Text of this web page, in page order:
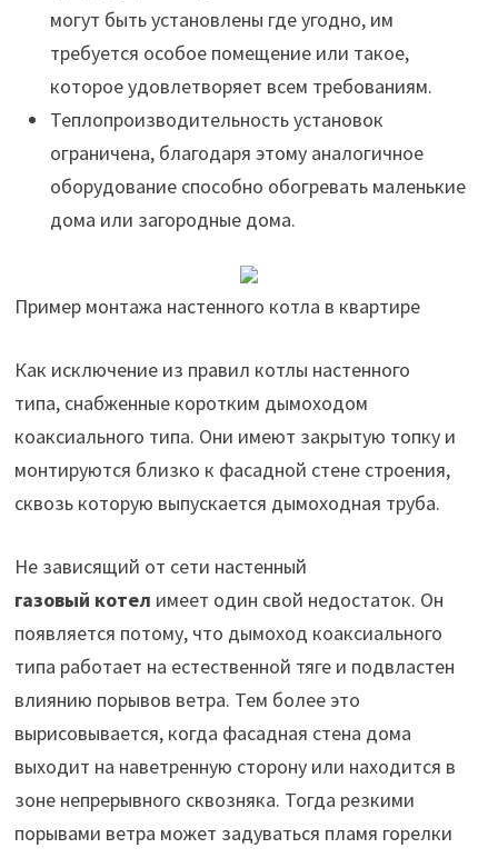
могут быть установлены где угодно, им
требуется особое помещение или такое,
которое удовлетворяет всем требованиям.
Теплопроизводительность установок
ограничена, благодаря этому аналогичное
оборудование способно обогревать маленькие
дома или загородные дома.
Пример монтажа настенного котла в квартире
Как исключение из правил котлы настенного
типа, снабженные коротким дымоходом
коаксиального типа. Они имеют закрытую топку и
монтируются близко к фасадной стене строения,
сквозь которую выпускается дымоходная труба.
Не зависящий от сети настенный
газовый котел имеет один свой недостаток. Он
появляется потому, что дымоход коаксиального
типа работает на естественной тяге и подвластен
влиянию порывов ветра. Тем более это
вырисовывается, когда фасадная стена дома
выходит на наветренную сторону или находится в
зоне непрерывного сквозняка. Тогда резкими
порывами ветра может задуваться пламя горелки